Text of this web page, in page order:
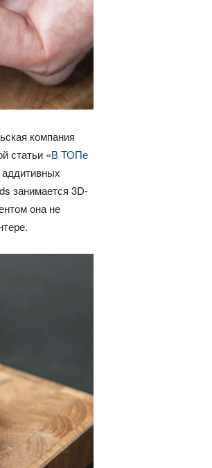
компания
статьи «В ТОПе
аддитивных
занимается 3D-
она не